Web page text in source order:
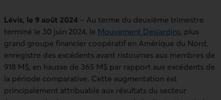
Lévis, le 9 août 2024 – Au terme du deuxième trimestre
terminé le 30 juin 2024, le Mouvement Desjardins, plus
grand groupe financier coopératif en Amérique du Nord,
enregistre des excédents avant ristournes aux membres de
918 M$, en hausse de 365 M$ par rapport aux excédents de
la période comparative. Cette augmentation est
principalement attribuable aux résultats du secteur